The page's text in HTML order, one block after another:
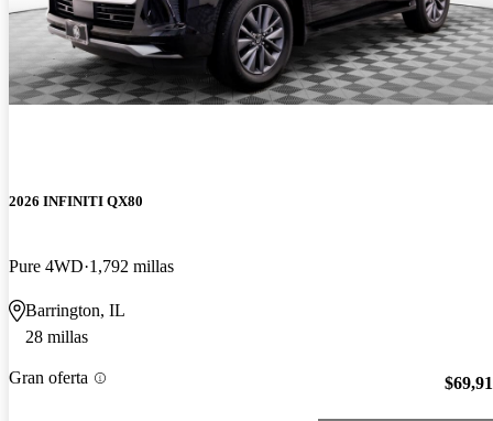
2026 INFINITI QX80
Pure 4WD 1,792 millas
Barrington, IL
28 millas
Gran oferta